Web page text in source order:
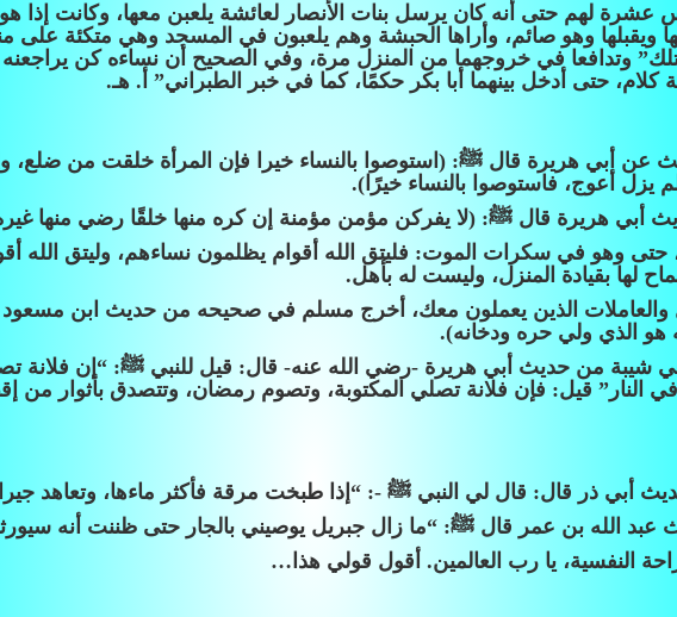
لهم حتى أنه كان يرسل بنات الأنصار لعائشة يلعبن معها، وكانت إذا
وهو صائم، وأراها الحبشة وهم يلعبون في المسجد وهي متكئة على
وتدافعا في خروجهما من المنزل مرة، وفي الصحيح أن نساءه كن يراجعنه
كلام، حتى أدخل بينهما أبا بكر حكمًا، كما في خبر الطبراني” أ. هـ.
عن أبي هريرة قال ﷺ: (استوصوا بالنساء خيرا فإن المرأة خلقت من ضلع،
يزل أعوج، فاستوصوا بالنساء خيرًا).
هريرة قال ﷺ: (لا يفركن مؤمن مؤمنة إن كره منها خلقًا رضي منها
حتى وهو في سكرات الموت: فليتق الله أقوام يظلمون نساءهم، وليتق الله
لها بقيادة المنزل، وليست له بأهل.
والعاملات الذين يعملون معك، أخرج مسلم في صحيحه من حديث ابن
هو الذي ولي حره ودخانه).
شيبة من حديث أبي هريرة -رضي الله عنه- قال: قيل للنبي ﷺ: “إن فلانة تصوم
النار” قيل: فإن فلانة تصلي المكتوبة، وتصوم رمضان، وتتصدق بأثوار من
ذر قال: قال لي النبي ﷺ -: “إذا طبخت مرقة فأكثر ماءها، وتعاهد
الله بن عمر قال ﷺ: “ما زال جبريل يوصيني بالجار حتى ظننت أنه
النفسية، يا رب العالمين. أقول قولي هذا…